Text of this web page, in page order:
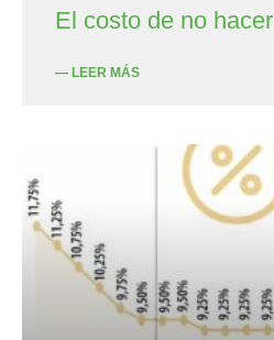
El costo de no hacer
— LEER MÁS